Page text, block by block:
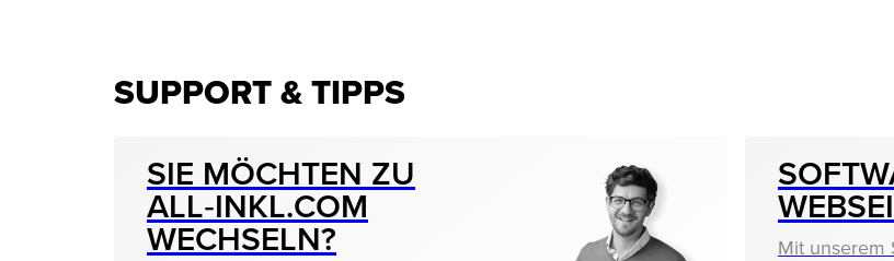
SUPPORT & TIPPS
SIE MÖCHTEN ZU
ALL‑INKL.COM
WECHSELN?
Mit unserem